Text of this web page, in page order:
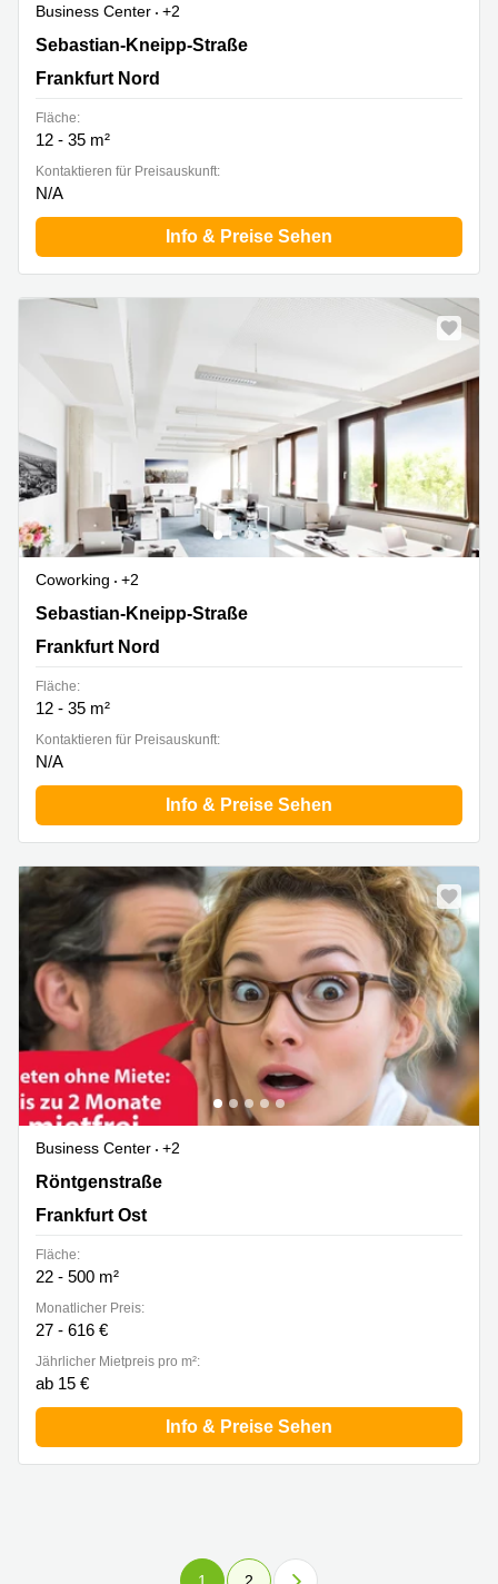
Business Center
+2
Sebastian-Kneipp-Str. 41, Frankfurt Nord
Sebastian-Kneipp-Straße
Frankfurt Nord
Fläche:
12 - 35 m²
Kontaktieren für Preisauskunft:
N/A
Info & Preise Sehen
Coworking
+2
Sebastian-Kneipp-Str. 41, Frankfurt Nord
Sebastian-Kneipp-Straße
Frankfurt Nord
Fläche:
12 - 35 m²
Kontaktieren für Preisauskunft:
N/A
Info & Preise Sehen
Business Center
+2
Röntgenstraße 7-9, Frankfurt Ost
Röntgenstraße
Frankfurt Ost
Fläche:
22 - 500 m²
Monatlicher Preis:
27 - 616 €
Jährlicher Mietpreis pro m²:
ab 15 €
Info & Preise Sehen
1 2